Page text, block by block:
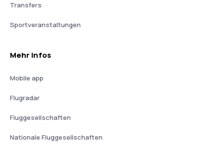
Transfers
Sportveranstaltungen
Mehr Infos
Mobile app
Flugradar
Fluggesellschaften
Nationale Fluggesellschaften